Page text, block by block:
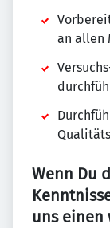
an allen
Wenn Du
uns einen